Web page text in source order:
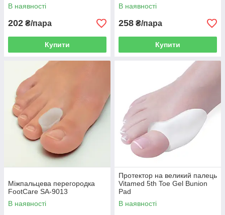
В наявності
202 ₴/пара
Купити
В наявності
258 ₴/пара
Купити
Міжпальцева перегородка
FootCare SA-9013
В наявності
Протектор на великий палець
Vitamed 5th Toe Gel Bunion
Pad
В наявності